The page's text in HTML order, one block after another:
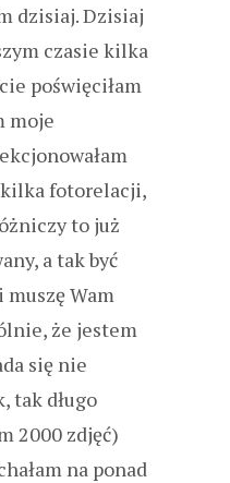
dzisiaj. Dzisiaj
czasie kilka
poświęciłam
moje
fotorelacji,
to już
a tak być
Wam
że jestem
się nie
tak długo
2000 zdjęć)
na ponad